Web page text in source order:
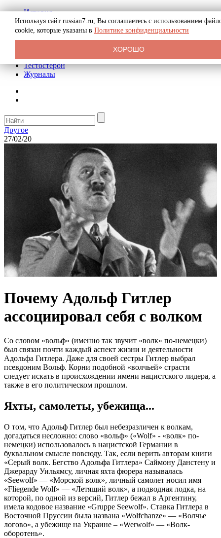
История
Биография
Криминал
Реклама на сайте
Тестостерон
Журналы
Другое
27/02/20
Почему Адольф Гитлер
ассоциировал себя с волком
Со словом «вольф» (именно так звучит «волк» по-немецки)
был связан почти каждый аспект жизни и деятельности
Адольфа Гитлера. Даже для своей сестры Гитлер выбрал
псевдоним Вольф. Корни подобной «волчьей» страсти
следует искать в происхождении имени нацистского лидера, а
также в его политическом прошлом.
Яхты, самолеты, убежища...
О том, что Адольф Гитлер был небезразличен к волкам,
догадаться несложно: слово «вольф» («Wolf» - «волк» по-
немецки) использовалось в нацистской Германии в
буквальном смысле повсюду. Так, если верить авторам книги
«Серый волк. Бегство Адольфа Гитлера» Саймону Данстену и
Джерарду Уильямсу, личная яхта фюрера называлась
«Seewolf» — «Морской волк», личный самолет носил имя
«Fliegende Wolf» — «Летящий волк», а подводная лодка, на
которой, по одной из версий, Гитлер бежал в Аргентину,
имела кодовое название «Gruppe Seewolf». Ставка Гитлера в
Восточной Пруссии была названа «Wolfchanze» — «Волчье
логово», а убежище на Украине – «Werwolf» — «Волк-
оборотень».
Используя сайт russian7.ru, Вы соглашаетесь с использованием
cookie, которые указаны в Политике конфиденциальности
ХОРОШО